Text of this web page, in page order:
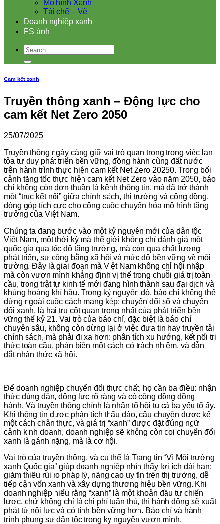
Mô hình Xanh
Tái chế – Vẽ
Doanh nghiệp xanh
PS ảnh
Cam kết xanh
Truyền thông xanh – Động lực cho
cam kết Net Zero 2050
25/07/2025
Truyền thông ngày càng giữ vai trò quan trọng trong việc lan
tỏa tư duy phát triển bền vững, đồng hành cùng đất nước
trên hành trình thực hiện cam kết Net Zero 20250. Trong bối
cảnh tăng tốc thực hiện cam kết Net Zero vào năm 2050, báo
chí không còn đơn thuần là kênh thông tin, mà đã trở thành
một “trục kết nối” giữa chính sách, thị trường và cộng đồng,
đóng góp tích cực cho công cuộc chuyển hóa mô hình tăng
trưởng của Việt Nam.
Chúng ta đang bước vào một kỷ nguyên mới của dân tộc
Việt Nam, một thời kỳ mà thế giới không chỉ đánh giá một
quốc gia qua tốc độ tăng trưởng, mà còn qua chất lượng
phát triển, sự công bằng xã hội và mức độ bền vững về môi
trường. Đây là giai đoạn mà Việt Nam không chỉ hội nhập
mà còn vươn mình khẳng định vị thế trong chuỗi giá trị toàn
cầu, trong trật tự kinh tế mới đang hình thành sau đại dịch và
khủng hoảng khí hậu. Trong kỷ nguyên đó, báo chí không thể
đứng ngoài cuộc cách mạng kép: chuyển đổi số và chuyển
đổi xanh, là hai trụ cột quan trọng nhất của phát triển bền
vững thế kỷ 21. Vai trò của báo chí, đặc biệt là báo chí
chuyên sâu, không còn dừng lại ở việc đưa tin hay truyền tải
chính sách, mà phải đi xa hơn: phân tích xu hướng, kết nối tri
thức toàn cầu, phản biện một cách có trách nhiệm, và dẫn
dắt nhận thức xã hội.
Để doanh nghiệp chuyển đổi thực chất, họ cần ba điều: nhận
thức đúng đắn, động lực rõ ràng và có cộng đồng đồng
hành. Và truyền thông chính là nhân tố hội tụ cả ba yếu tố ấy.
Khi thông tin được phân tích thấu đáo, câu chuyện được kể
một cách chân thực, và giá trị “xanh” được đặt đúng ngữ
cảnh kinh doanh, doanh nghiệp sẽ không còn coi chuyển đổi
xanh là gánh nặng, mà là cơ hội.
Vai trò của truyền thông, và cụ thể là Trang tin “Vì Môi trường
xanh Quốc gia” giúp doanh nghiệp nhìn thấy lợi ích dài hạn:
giảm thiểu rủi ro pháp lý, nâng cao uy tín trên thị trường, dễ
tiếp cận vốn xanh và xây dựng thương hiệu bền vững. Khi
doanh nghiệp hiểu rằng “xanh” là một khoản đầu tư chiến
lược, chứ không chỉ là chi phí tuân thủ, thì hành động sẽ xuất
phát từ nội lực và có tính bền vững hơn. Báo chí và hành
trình phụng sự dân tộc trong kỷ nguyên vươn mình.